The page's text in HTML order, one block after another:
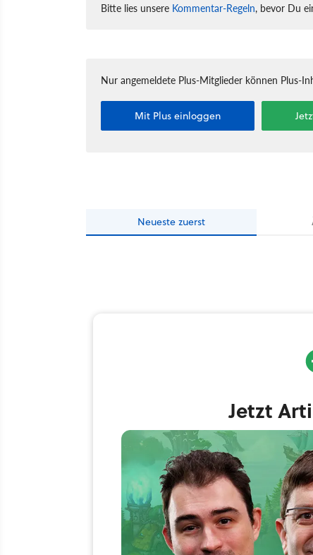
Bitte lies unsere Kommentar-Regeln, bevor Du
Nur angemeldete Plus-Mitglieder können Plus-
Mit Plus einloggen
Neueste zuerst
Jetzt